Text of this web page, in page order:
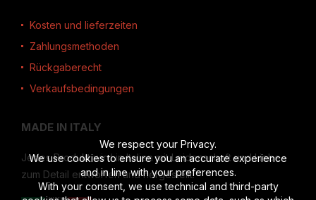
Kosten und lieferzeiten
Zahlungsmethoden
Rückgaberecht
Verkaufsbedingungen
MADE IN ITALY
Jedes Produkt wird in Italien mit Leidenschaft und Liebe
zum Detail entworfen und hergestellt.
We respect your Privacy.
We use cookies to ensure you an accurate experience
and in line with your preferences.
With your consent, we use technical and third-party